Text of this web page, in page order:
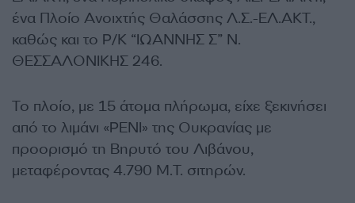
ένα Πλοίο Ανοιχτής Θαλάσσης Λ.Σ.-ΕΛ.ΑΚΤ.,
καθώς και το Ρ/Κ “ΙΩΑΝΝΗΣ Σ” Ν.
ΘΕΣΣΑΛΟΝΙΚΗΣ 246.
Το πλοίο, με 15 άτομα πλήρωμα, είχε ξεκινήσει
από το λιμάνι «ΡΕΝΙ» της Ουκρανίας με
προορισμό τη Βηρυτό του Λιβάνου,
μεταφέροντας 4.790 Μ.Τ. σιτηρών.